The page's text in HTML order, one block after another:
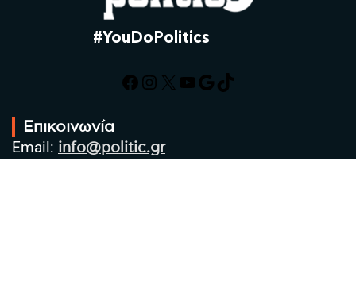
#YouDoPolitics
Facebook
Instagram
X YouTube
Google
TikTok
Επικοινωνία
Email: info@politic.gr